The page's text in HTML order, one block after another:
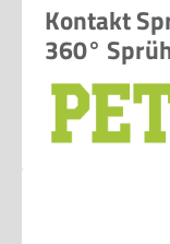
Kontakt
360°